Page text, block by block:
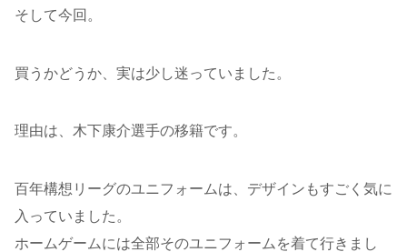
そして今回。
買うかどうか、実は少し迷っていました。
理由は、木下康介選手の移籍です。
百年構想リーグのユニフォームは、デザインもすごく気に
入っていました。
ホームゲームには全部そのユニフォームを着て行きまし